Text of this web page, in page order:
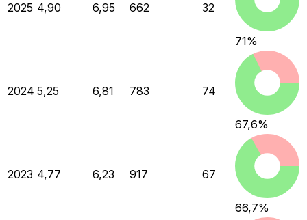
2025 4,90 6,95 662 32
71%
2024 5,25 6,81 783 74
67,6%
2023 4,77 6,23 917 67
66,7%